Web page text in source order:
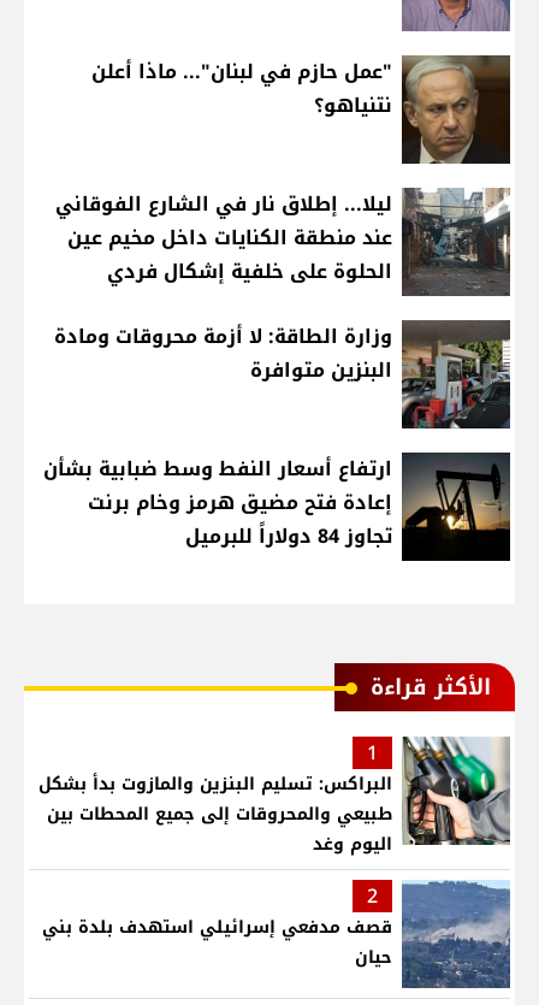
"عمل حازم في لبنان"... ماذا أعلن
نتنياهو؟
ليلا... إطلاق نار في الشارع الفوقاني
عند منطقة الكنايات داخل مخيم عين
الحلوة على خلفية إشكال فردي
وزارة الطاقة: لا أزمة محروقات ومادة
البنزين متوافرة
ارتفاع أسعار النفط وسط ضبابية بشأن
إعادة فتح مضيق هرمز وخام برنت
تجاوز 84 دولاراً للبرميل
الأكثر قراءة
1
البراكس: تسليم البنزين والمازوت بدأ بشكل
طبيعي والمحروقات إلى جميع المحطات بين
اليوم وغد
2
قصف مدفعي إسرائيلي استهدف بلدة بني
حيان